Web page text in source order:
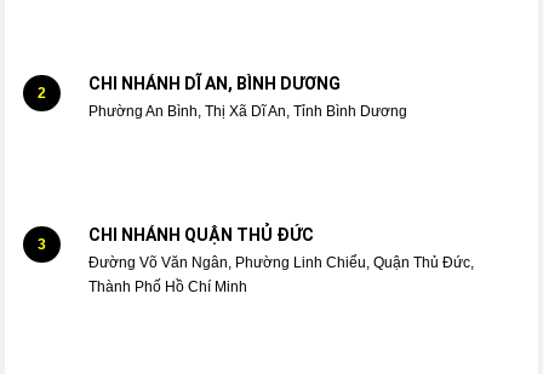
2 CHI NHÁNH DĨ AN, BÌNH DƯƠNG
Phường An Bình, Thị Xã Dĩ An, Tỉnh Bình Dương
3 CHI NHÁNH QUẬN THỦ ĐỨC
Đường Võ Văn Ngân, Phường Linh Chiểu, Quận Thủ Đức,
Thành Phố Hồ Chí Minh